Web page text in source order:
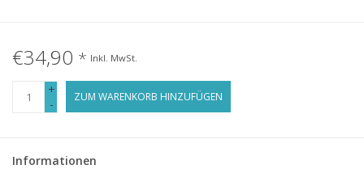
€34,90 * Inkl. MwSt.
+
-
ZUM WARENKORB HINZUFÜGEN
Informationen